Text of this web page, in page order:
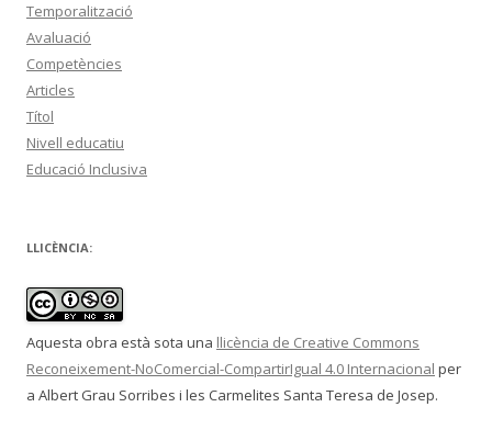
Temporalització
Avaluació
Competències
Articles
Títol
Nivell educatiu
Educació Inclusiva
LLICÈNCIA:
Aquesta obra està sota una llicència de Creative Commons
Reconeixement-NoComercial-CompartirIgual 4.0 Internacional per
a Albert Grau Sorribes i les Carmelites Santa Teresa de Josep.